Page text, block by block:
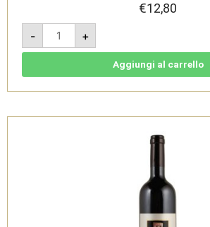
€12,80
-
Nur
2016
-
Carignano
-
quantità
+
Aggiungi al carrello